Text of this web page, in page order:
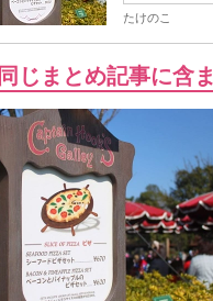
たけのこ
同じまとめ記事に含